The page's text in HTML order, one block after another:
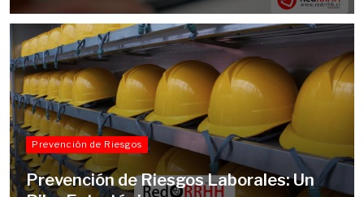
Prevención de Riesgos
Prevención de Riesgos Laborales: Un